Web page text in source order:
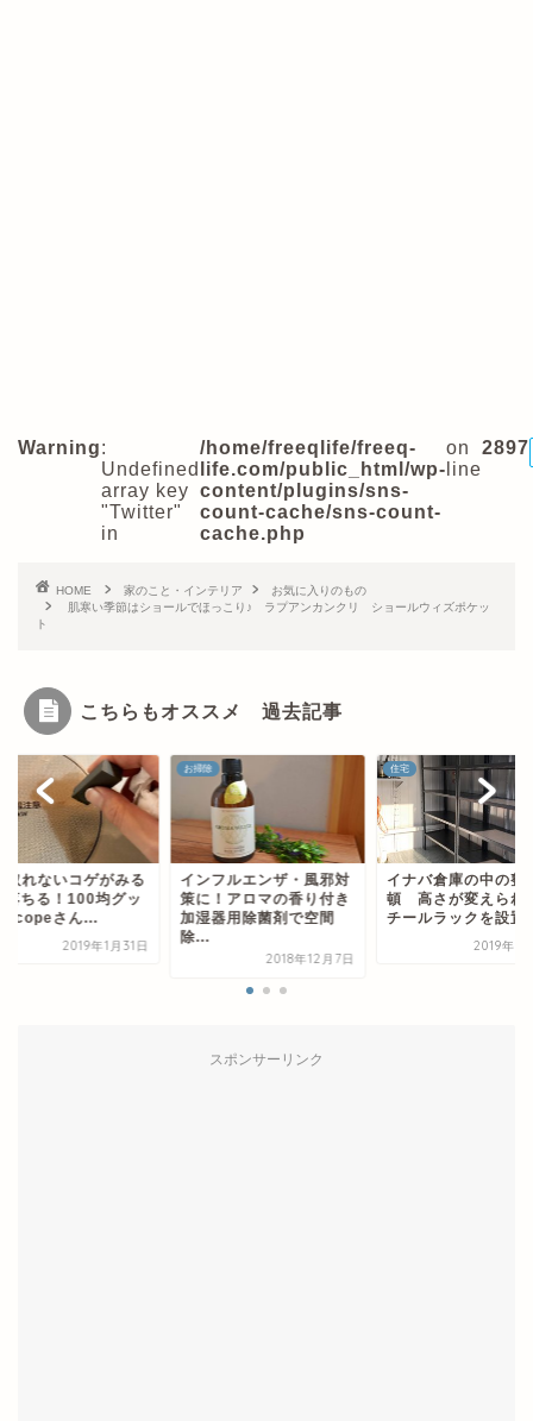
Warning:
Undefined
array key
"Twitter"
in
/home/freeqlife/freeq-
life.com/public_html/wp-
content/plugins/sns-
count-cache/sns-count-
cache.php
on
line
2897
HOME 家のこと・インテリア
お気に入りのもの
肌寒い季節はショールでほっこり♪ ラプアンカンクリ ショールウィズポケッ
ト
こちらもオススメ 過去記事
フルエンザ・風邪対
！アロマの香り付き
器用除菌剤で空間
住宅
イナバ倉庫の中の整理整
頓 高さが変えられるス
チールラックを設置
100均
IHの取れないコゲが
みる落ちる！100均
ズ scopeさん...
2019年1
スポンサーリンク